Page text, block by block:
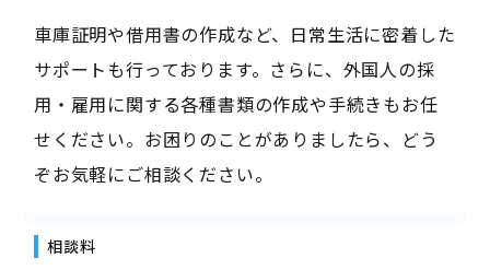
車庫証明や借用書の作成など、日常生活に密着した
サポートも行っております。さらに、外国人の採
用・雇用に関する各種書類の作成や手続きもお任
せください。お困りのことがありましたら、どう
ぞお気軽にご相談ください。
相談料